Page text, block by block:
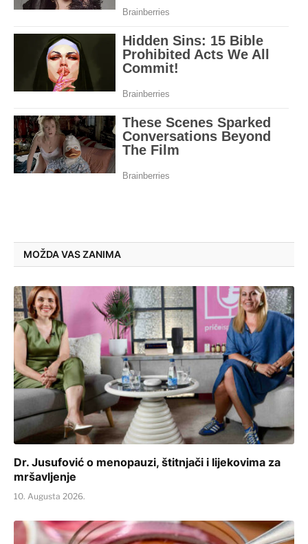
MOŽDA VAS ZANIMA
Dr. Jusufović o menopauzi, štitnjači i lijekovima za
mršavljenje
10. Augusta 2026.